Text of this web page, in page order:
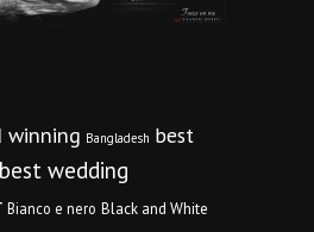
winning Bangladesh best
best wedding
Bianco e nero Black and White